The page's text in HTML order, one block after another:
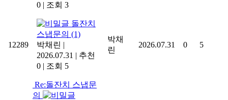
0 | 조회 3
12289
돌잔치
스냅문의 (1)
박채린 |
2026.07.31 | 추천
0 | 조회 5
박채
린
2026.07.31 0 5
Re:돌잔치 스냅문
의